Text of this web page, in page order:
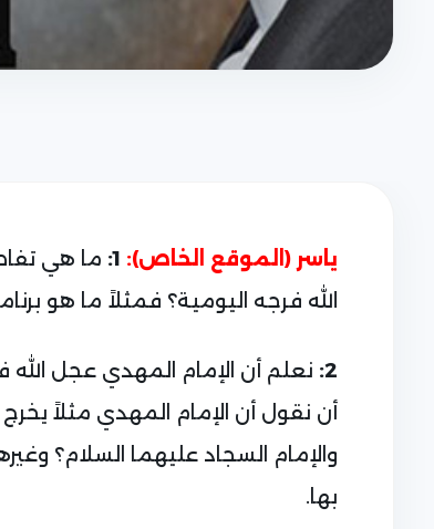
ياسر (الموقع الخاص): 1: ما هي
الله فرجه اليومية؟ فمثلاً ما هو
2: نعلم أن الإمام المهدي عجل الله
أن نقول أن الإمام المهدي مثلاً
والإمام السجاد عليهما السلام؟
بها.